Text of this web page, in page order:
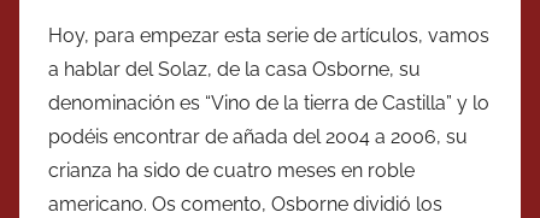
Hoy, para empezar esta serie de artículos, vamos
a hablar del Solaz, de la casa Osborne, su
denominación es “Vino de la tierra de Castilla” y lo
podéis encontrar de añada del 2004 a 2006, su
crianza ha sido de cuatro meses en roble
americano. Os comento, Osborne dividió los